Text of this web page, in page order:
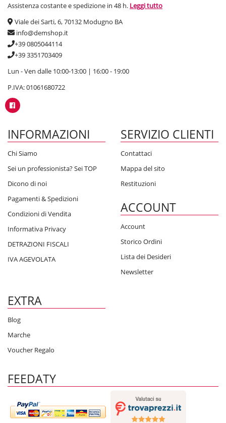
Assistenza costante e spedizione in 48 h. Leggi tutto
Viale dei Sarti, 6, 70132 Modugno BA
info@demshop.it
+39 0805044114
+39 3351703409
Lun - Ven dalle 10:00-13:00 | 16:00 - 19:00
P.IVA: 01061680722
INFORMAZIONI
Chi Siamo
Sei un professionista? Sei TOP
Dicono di noi
Pagamenti & Spedizioni
Condizioni di Vendita
Informativa Privacy
DETRAZIONI FISCALI
IVA AGEVOLATA
SERVIZIO CLIENTI
Contattaci
Mappa del sito
Restituzioni
ACCOUNT
Account
Storico Ordini
Lista dei Desideri
Newsletter
EXTRA
Blog
Marche
Voucher Regalo
FEEDATY